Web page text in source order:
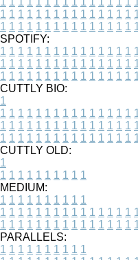
1 1 1 1 1 1 1 1 1 1 1 1 1 1 1
1 1 1 1 1 1 1 1 1 1 1 1 1 1 1
SPOTIFY:
1 1 1 1 1 1 1 1 1 1 1 1 1 1 1
1 1 1 1 1 1 1 1 1 1 1 1 1 1 1
1 1 1 1 1 1 1 1 1 1 1 1 1 1 1
CUTTLY BIO:
1
1 1 1 1 1 1 1 1 1 1 1 1 1 1 1
1 1 1 1 1 1 1 1 1 1 1 1 1 1 1
1 1 1 1 1 1 1 1 1 1 1 1 1 1 1
CUTTLY OLD:
1
1 1 1 1 1 1 1 1 1 1
MEDIUM:
1 1 1 1 1 1 1 1 1 1
1 1 1 1 1 1 1 1 1 1 1 1 1 1 1
1 1 1 1 1 1 1 1 1 1 1 1 1 1 1
PARALLELS:
1 1 1 1 1 1 1 1 1 1